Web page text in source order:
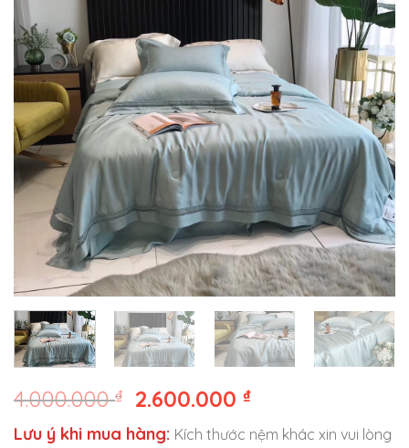
4.000.000₫ 2.600.000₫
Lưu ý khi mua hàng: Kích thước nệm khác xin vui lòng